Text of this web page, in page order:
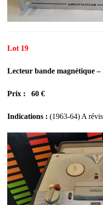
Lot 19
Lecteur bande magnétique
Prix : 60 €
Indications : (1963-64) A